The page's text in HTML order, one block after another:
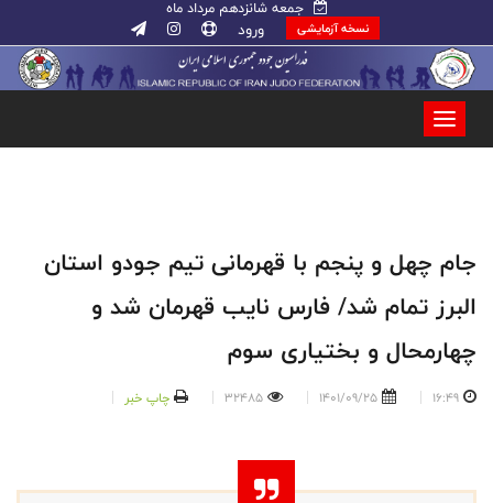
جمعه شانزدهم مرداد ماه
نسخه آزمایشی ورود
جام چهل و پنجم با قهرمانی تیم جودو استان
البرز تمام شد/ فارس نایب قهرمان شد و
چهارمحال و بختیاری سوم
16:49
1401/09/25
32485 چاپ خبر